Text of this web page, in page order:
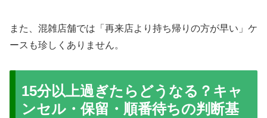
また、混雑店舗では「再来店より持ち帰りの方が早い」ケ
ースも珍しくありません。
15分以上過ぎたらどうなる？キャ
ンセル・保留・順番待ちの判断基